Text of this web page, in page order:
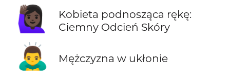
🙋🏿‍♀️
Kobieta podnosząca rękę:
Ciemny Odcień Skóry
🙇‍♂️ Mężczyzna w ukłonie